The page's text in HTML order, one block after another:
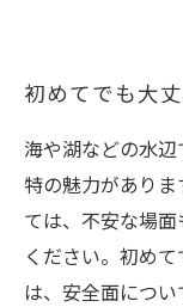
初めてでも大丈
海や湖などの水
特の魅力があり
ては、不安な場
ください。初め
は、安全面につい